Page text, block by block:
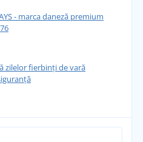
- marca daneză premium
zilelor fierbinți de vară